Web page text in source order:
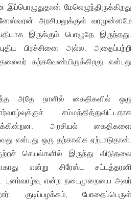
இப்பொழுதுதான் மேலெழுந்திருக்கிறது
அரசியலுக்குள் வரமுன்னமே
இருக்கும் பொழுதே இருந்தது.
பிரச்சினை அல்ல. அதைப்பற்றி
கற்கவேண்யிருக்கிறது என்பது
அதே நாளில் கைதிகளில் ஒரு
சம்மத்தித்துவிட்டதாக
அரசியல் கைதிகளை
என்பது ஒரு தற்காலிக ஏற்பாடுதான்.
செயல்களில் இருந்து விடுதலை
என்று சிரேஸ்ட சட்டத்தரனி
புனர்வாழ்வு என்ற நடைமுறையை அவர்
குடிப்பழக்கம், போதைப்பெருள்